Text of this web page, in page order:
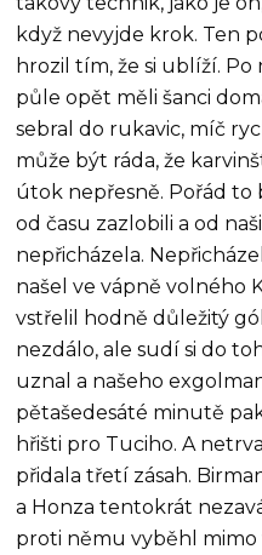
když nevyjde krok. Ten
hrozil tím, že si ublíží.
půle opět měli šanci
sebral do rukavic, míč
může být ráda, že
útok nepřesně. Pořád to
od času zazlobili a od
nepřicházela.
našel ve vápně volného
vstřelil hodně důležitý
nezdálo, ale sudí si do
uznal a našeho
pětašedesáté minutě
hřišti pro Tuciho. A
přidala třetí zásah.
a Honza tentokrát
proti němu vyběhl mimo